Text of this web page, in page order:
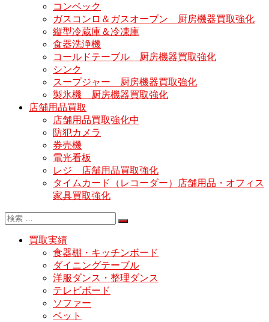
コンベック
ガスコンロ＆ガスオーブン 厨房機器買取強化
縦型冷蔵庫＆冷凍庫
食器洗浄機
コールドテーブル 厨房機器買取強化
シンク
スープジャー 厨房機器買取強化
製氷機 厨房機器買取強化
店舗用品買取
店舗用品買取強化中
防犯カメラ
券売機
電光看板
レジ 店舗用品買取強化
タイムカード（レコーダー）店舗用品・オフィス
家具買取強化
買取実績
食器棚・キッチンボード
ダイニングテーブル
洋服ダンス・整理ダンス
テレビボード
ソファー
ベット